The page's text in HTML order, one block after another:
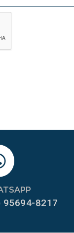
95694-8217